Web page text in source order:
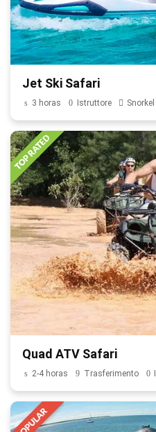
Jet Ski Safari
3 horas Istruttore Snorkel
Quad ATV Safari
2-4 horas Trasferimento